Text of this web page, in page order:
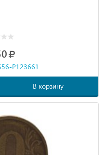
P123661
В корзину